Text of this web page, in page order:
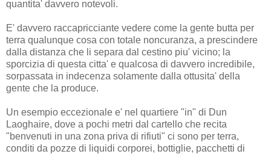
quantita' davvero notevoli.
E' davvero raccapricciante vedere come la gente butta per
terra qualunque cosa con totale noncuranza, a prescindere
dalla distanza che li separa dal cestino piu' vicino; la
sporcizia di questa citta' e qualcosa di davvero incredibile,
sorpassata in indecenza solamente dalla ottusita' della
gente che la produce.
Un esempio eccezionale e' nel quartiere "in" di Dun
Laoghaire, dove a pochi metri dal cartello che recita
"benvenuti in una zona priva di rifiuti" ci sono per terra,
conditi da pozze di liquidi corporei, bottiglie, pacchetti di